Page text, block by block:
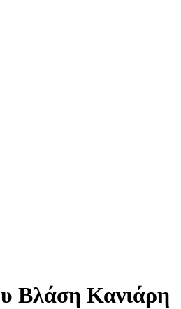
Βλάση Κανιάρη